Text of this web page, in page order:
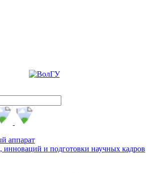
с сайтом. Пожалуйста
аппарат
инноваций и подготовки научных кадров